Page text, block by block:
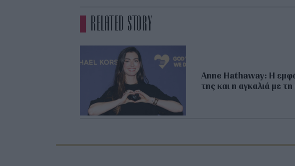
RELATED STORY
Anne Hathaway: Η
της και η αγκαλιά με